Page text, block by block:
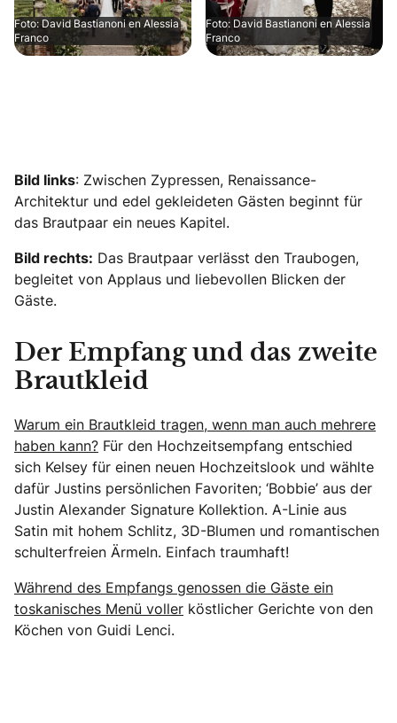
Foto: David Bastianoni en Alessia
Franco
Foto: David Bastianoni en Alessia
Franco
Bild links: Zwischen Zypressen, Renaissance-
Architektur und edel gekleideten Gästen beginnt für
das Brautpaar ein neues Kapitel.
Bild rechts: Das Brautpaar verlässt den Traubogen,
begleitet von Applaus und liebevollen Blicken der
Gäste.
Der Empfang und das zweite
Brautkleid
Warum ein Brautkleid tragen, wenn man auch mehrere
haben kann? Für den Hochzeitsempfang entschied
sich Kelsey für einen neuen Hochzeitslook und wählte
dafür Justins persönlichen Favoriten; ‘Bobbie’ aus der
Justin Alexander Signature Kollektion. A-Linie aus
Satin mit hohem Schlitz, 3D-Blumen und romantischen
schulterfreien Ärmeln. Einfach traumhaft!
Während des Empfangs genossen die Gäste ein
toskanisches Menü voller köstlicher Gerichte von den
Köchen von Guidi Lenci.